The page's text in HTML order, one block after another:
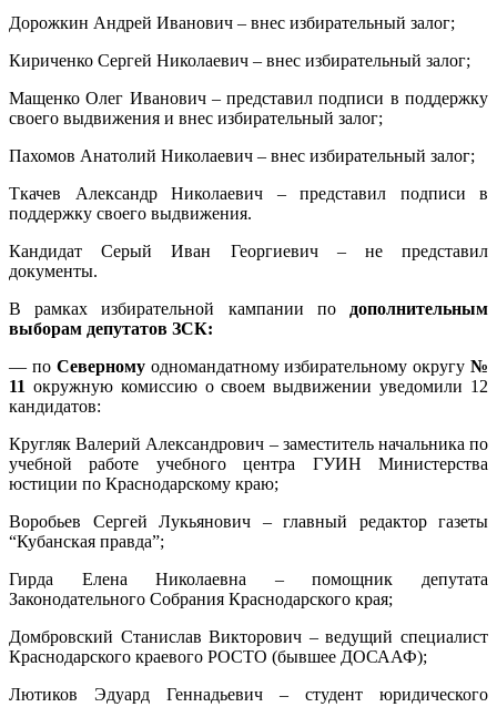
Дорожкин Андрей Иванович – внес избирательный залог;
Кириченко Сергей Николаевич – внес избирательный залог;
Мащенко Олег Иванович – представил подписи в поддержку
своего выдвижения и внес избирательный залог;
Пахомов Анатолий Николаевич – внес избирательный залог;
Ткачев Александр Николаевич – представил подписи в
поддержку своего выдвижения.
Кандидат Серый Иван Георгиевич – не представил
документы.
В рамках избирательной кампании по дополнительным
выборам депутатов ЗСК:
— по Северномуодномандатному избирательному округу№
11 окружную комиссию о своем выдвижении уведомили 12
кандидатов:
Кругляк Валерий Александрович – заместитель начальника по
учебной работе учебного центра ГУИН Министерства
юстиции по Краснодарскому краю;
Воробьев Сергей Лукьянович – главный редактор газеты
“Кубанская правда”;
Гирда Елена Николаевна – помощник депутата
Законодательного Собрания Краснодарского края;
Домбровский Станислав Викторович – ведущий специалист
Краснодарского краевого РОСТО (бывшее ДОСААФ);
Лютиков Эдуард Геннадьевич – студент юридического